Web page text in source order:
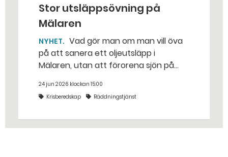
Stor utsläppsövning på
Mälaren
NYHET
på att sanera ett oljeutsläpp i
Mälaren, utan att förorena sjön på
stället. Det gjorde räddningstjänsten i
Eskilstuna – tio kubikmeter närmare
24 jun 2026 klockan 15:00
Krisberedskap
Räddningstjänst